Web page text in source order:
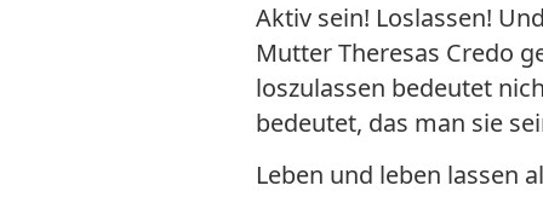
Aktiv sein! Loslassen!
Mutter Theresas Credo
loszulassen bedeutet
bedeutet, das man sie
Leben und leben lassen